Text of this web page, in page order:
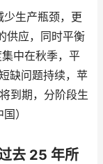
生产瓶颈，更
供应，同时平衡
中在秋季，平
缺问题持续，苹
到期，分阶段生
）
去 25 年所